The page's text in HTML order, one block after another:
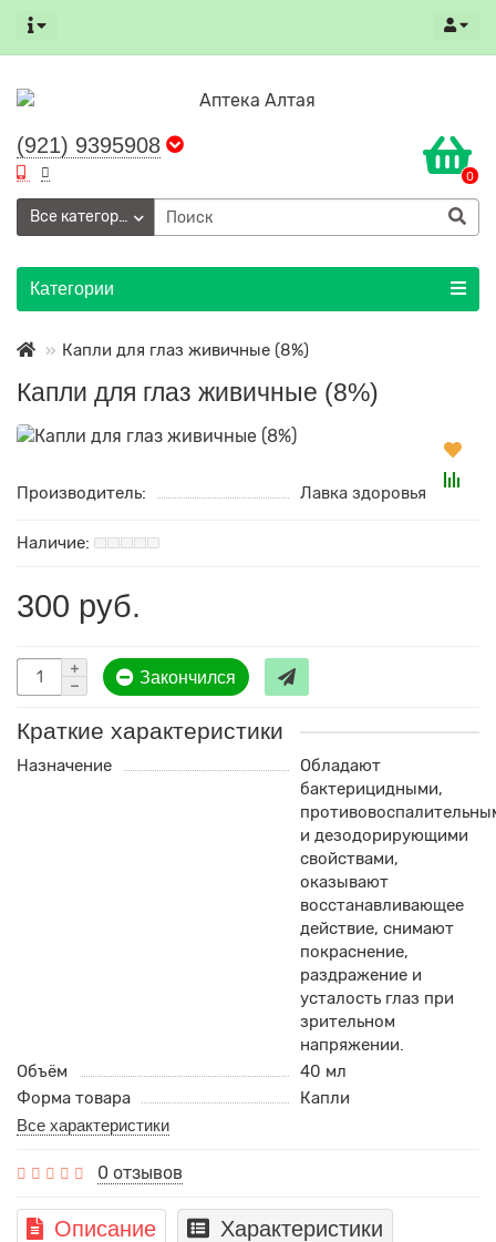
(921) 9395908
0
Все категории
Категории
Капли для глаз живичные (8%)
Капли для глаз живичные (8%)
Производитель: Лавка здоровья
300 руб.
Закончился
Краткие характеристики
Назначение
Обладают
бактерицидными,
и дезодорирующими
свойствами,
оказывают
восстанавливающее
действие, снимают
покраснение,
раздражение и
усталость глаз при
зрительном
напряжении.
Объём
40 мл
Форма товара
Капли
Все характеристики
0 отзывов
Описание Характеристики